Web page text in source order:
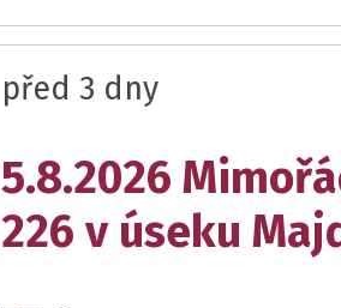
před 3 dny
5.8.2026
226 v úseku